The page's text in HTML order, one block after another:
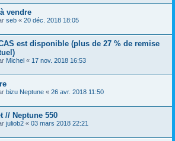
vendre
seb « 20 déc. 2018 18:05
est disponible (plus de 27 % de remise
Michel « 17 nov. 2018 16:53
bizu Neptune « 26 avr. 2018 11:50
// Neptune 550
juliob2 « 03 mars 2018 22:21